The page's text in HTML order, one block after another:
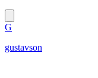
G
gustavson